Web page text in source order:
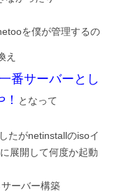
を僕が管理するの
え
番サーバーとし
となって
たがnetinstallのisoイ
展開して何度か起動
ーバー構築